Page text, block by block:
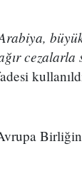
cezalarla